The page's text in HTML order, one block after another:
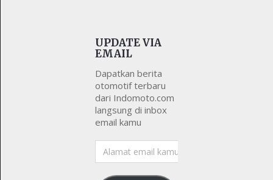
UPDATE VIA
EMAIL
Dapatkan berita
otomotif terbaru
dari Indomoto.com
langsung di inbox
email kamu
Alamat
email